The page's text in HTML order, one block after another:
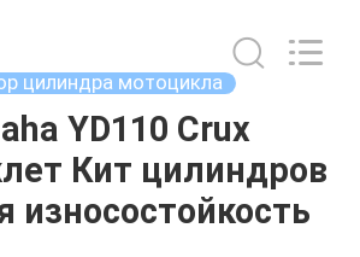
цилиндра мотоцикла
YD110 Crux
Кит цилиндров
износостойкость